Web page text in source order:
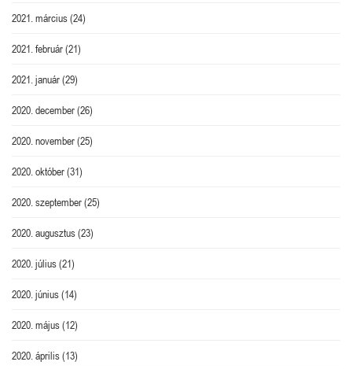
2021. március(24)
2021. február(21)
2021. január(29)
2020. december(26)
2020. november(25)
2020. október(31)
2020. szeptember(25)
2020. augusztus(23)
2020. július(21)
2020. június(14)
2020. május(12)
2020. április(13)